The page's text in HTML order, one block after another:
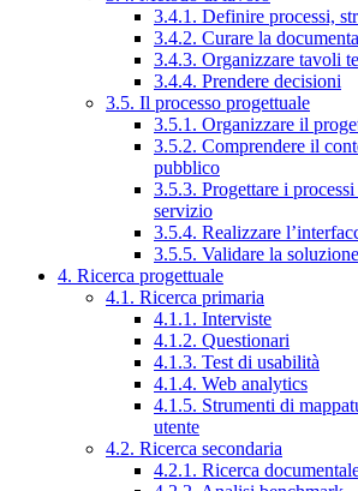
3.4.1. Definire processi,
3.4.2. Curare la
3.4.3. Organizzare tavoli
3.4.4. Prendere decisioni
3.5. Il processo progettuale
3.5.1. Organizzare il
3.5.2. Comprendere il
pubblico
3.5.3. Progettare i processi
servizio
3.5.4. Realizzare
3.5.5. Validare la
4. Ricerca progettuale
4.1. Ricerca primaria
4.1.1. Interviste
4.1.2. Questionari
4.1.3. Test di usabilità
4.1.4. Web analytics
4.1.5. Strumenti di
utente
4.2. Ricerca secondaria
4.2.1. Ricerca